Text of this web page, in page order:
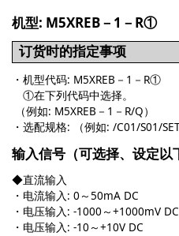
机型: M5XREB－1－R①
订货时的指定事项
・机型代码: M5XREB－1－R①
①在下列代码中选择。
（例如: M5XREB－1－R/Q）
・选配规格: （例如: /C01/S01/SET
输入信号（可选择、设定以
◆直流输入
・电流输入: 0～50mA DC
・电压输入: -1000～+1000mV DC
・电压输入: -10～+10V DC